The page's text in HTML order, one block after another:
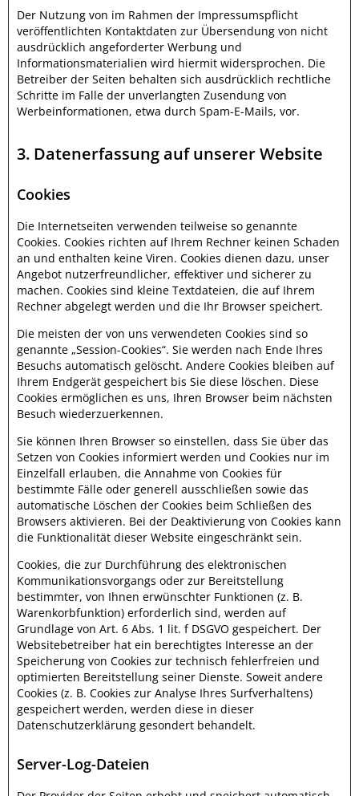
Der Nutzung von im Rahmen der Impressumspflicht
veröffentlichten Kontaktdaten zur Übersendung von nicht
ausdrücklich angeforderter Werbung und
Informationsmaterialien wird hiermit widersprochen. Die
Betreiber der Seiten behalten sich ausdrücklich rechtliche
Schritte im Falle der unverlangten Zusendung von
Werbeinformationen, etwa durch Spam-E-Mails, vor.
3. Datenerfassung auf unserer Website
Cookies
Die Internetseiten verwenden teilweise so genannte
Cookies. Cookies richten auf Ihrem Rechner keinen Schaden
an und enthalten keine Viren. Cookies dienen dazu, unser
Angebot nutzerfreundlicher, effektiver und sicherer zu
machen. Cookies sind kleine Textdateien, die auf Ihrem
Rechner abgelegt werden und die Ihr Browser speichert.
Die meisten der von uns verwendeten Cookies sind so
genannte „Session-Cookies“. Sie werden nach Ende Ihres
Besuchs automatisch gelöscht. Andere Cookies bleiben auf
Ihrem Endgerät gespeichert bis Sie diese löschen. Diese
Cookies ermöglichen es uns, Ihren Browser beim nächsten
Besuch wiederzuerkennen.
Sie können Ihren Browser so einstellen, dass Sie über das
Setzen von Cookies informiert werden und Cookies nur im
Einzelfall erlauben, die Annahme von Cookies für
bestimmte Fälle oder generell ausschließen sowie das
automatische Löschen der Cookies beim Schließen des
Browsers aktivieren. Bei der Deaktivierung von Cookies kann
die Funktionalität dieser Website eingeschränkt sein.
Cookies, die zur Durchführung des elektronischen
Kommunikationsvorgangs oder zur Bereitstellung
bestimmter, von Ihnen erwünschter Funktionen (z. B.
Warenkorbfunktion) erforderlich sind, werden auf
Grundlage von Art. 6 Abs. 1 lit. f DSGVO gespeichert. Der
Websitebetreiber hat ein berechtigtes Interesse an der
Speicherung von Cookies zur technisch fehlerfreien und
optimierten Bereitstellung seiner Dienste. Soweit andere
Cookies (z. B. Cookies zur Analyse Ihres Surfverhaltens)
gespeichert werden, werden diese in dieser
Datenschutzerklärung gesondert behandelt.
Server-Log-Dateien